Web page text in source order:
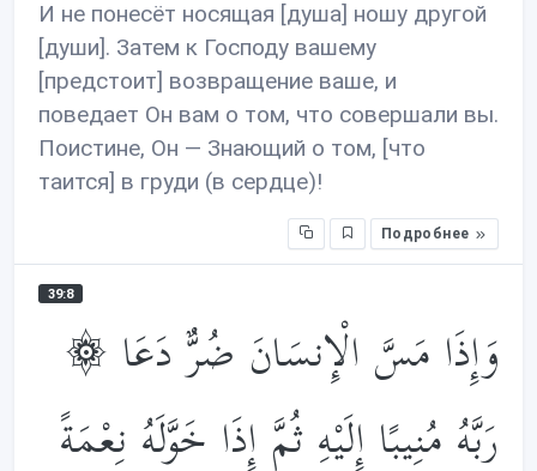
И не понесёт носящая [душа] ношу другой
[души]. Затем к Господу вашему
[предстоит] возвращение ваше, и
поведает Он вам о том, что совершали вы.
Поистине, Он — Знающий о том, [что
таится] в груди (в сердце)!
Подробнее
39:8
۞ وَإِذَا مَسَّ الْإِنسَانَ ضُرٌّ دَعَا
رَبَّهُ مُنِيبًا إِلَيْهِ ثُمَّ إِذَا خَوَّلَهُ نِعْمَةً